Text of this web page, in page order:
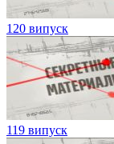
120 випуск
119 випуск